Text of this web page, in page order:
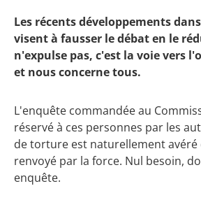
Les récents développements
visent à fausser le débat en le
n'expulse pas, c'est la voie vers
et nous concerne tous.
L'enquête commandée au
réservé à ces personnes par les
de torture est naturellement avéré
renvoyé par la force. Nul besoin,
enquête.